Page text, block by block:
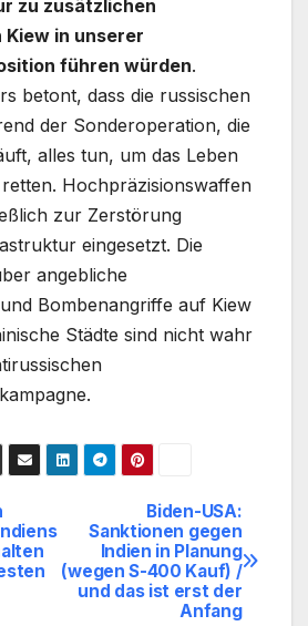
zu zusätzlichen
Kiew in unserer
führen würden.
betont, dass die russischen
der Sonderoperation, die
alles tun, um das Leben
Hochpräzisionswaffen
zur Zerstörung
eingesetzt. Die
angebliche
Bombenangriffe auf Kiew
Städte sind nicht wahr
Biden-USA:
Sanktionen gegen
Indien in Planung
(wegen S-400 Kauf) /
und das ist erst der
Anfang